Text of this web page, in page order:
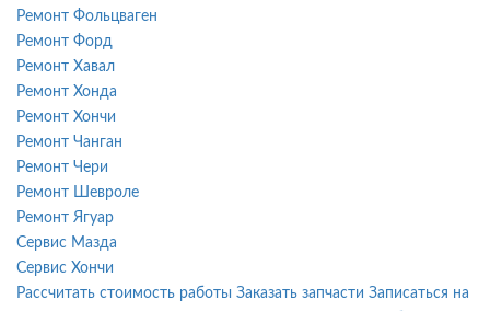
Ремонт Фольцваген
Ремонт Форд
Ремонт Хавал
Ремонт Хонда
Ремонт Хончи
Ремонт Чанган
Ремонт Чери
Ремонт Шевроле
Ремонт Ягуар
Сервис Мазда
Сервис Хончи
Рассчитать стоимость работы Заказать запчасти Записаться на